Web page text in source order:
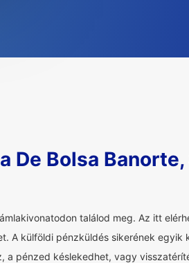
De Bolsa Banorte,
találod meg. Az itt
A külföldi pénzküldés sikerének egyik
a pénzed késlekedhet, vagy